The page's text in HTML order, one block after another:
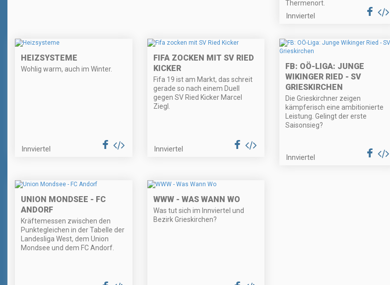
Thermenort.
Innviertel
HEIZSYSTEME
Wohlig warm, auch im Winter.
Innviertel
FIFA ZOCKEN MIT SV RIED
KICKER
Fifa 19 ist am Markt, das schreit
gerade so nach einem Duell
gegen SV Ried Kicker Marcel
Ziegl.
Innviertel
FB: OÖ-LIGA: JUNGE
WIKINGER RIED - SV
GRIESKIRCHEN
Die Grieskirchner zeigen
kämpferisch eine ambitionierte
Leistung. Gelingt der erste
Saisonsieg?
Innviertel
UNION MONDSEE - FC
ANDORF
Kräftemessen zwischen den
Punktegleichen in der Tabelle der
Landesliga West, dem Union
Mondsee und dem FC Andorf.
WWW - WAS WANN WO
Was tut sich im Innviertel und
Bezirk Grieskirchen?